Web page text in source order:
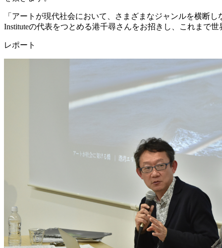
「アートが現代社会において、さまざまなジャンルを横断
Instituteの代表をつとめる港千尋さんをお招きし、これまで
レポート